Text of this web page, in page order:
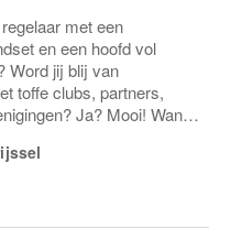
met een
en een hoofd vol
Word jij blij van
toffe clubs, partners,
Ja? Mooi! Want
die ons marketingteam